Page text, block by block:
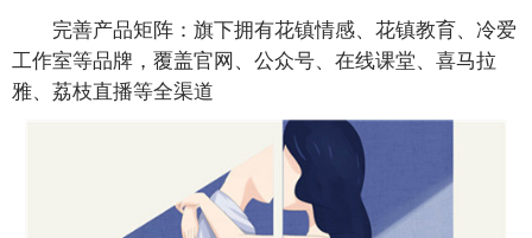
完善产品矩阵：旗下拥有花镇情感、花镇教育、冷爱
工作室等品牌，覆盖官网、公众号、在线课堂、喜马拉
雅、荔枝直播等全渠道